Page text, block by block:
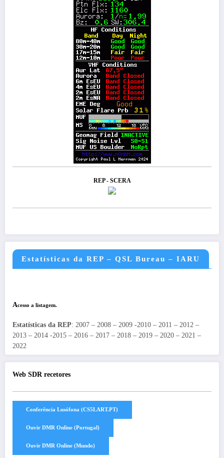
REP - SCERA
Estatísticas da REP – QSL Bureau – IARU
Acesso a listagem.
Estatísticas da REP: 2007 – 2008 – 2009 -2010 – 2011 – 2012 –
2013 – 2014 -2015 – 2016 – 2017 – 2018 – 2019 – 2020 – 2021 –
2022
Web SDR recetores